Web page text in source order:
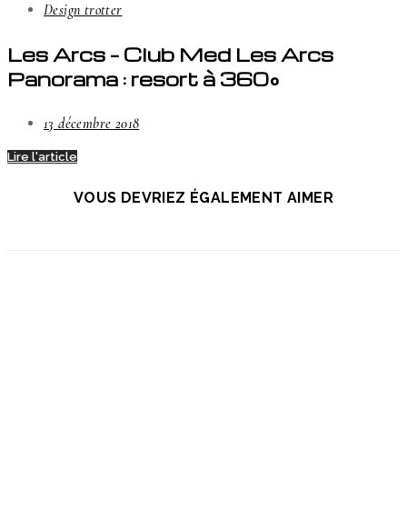
Design trotter
Les Arcs – Club Med Les Arcs
Panorama : resort à 360°
13 décembre 2018
Lire l'article
VOUS DEVRIEZ ÉGALEMENT AIMER